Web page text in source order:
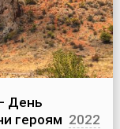
День
героям 2022